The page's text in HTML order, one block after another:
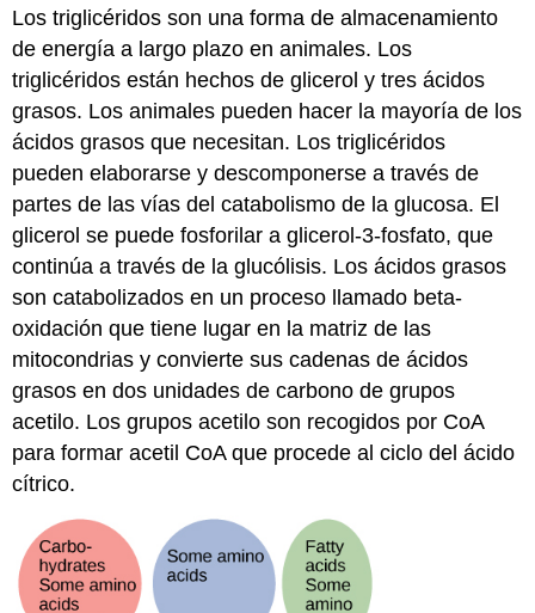
Los triglicéridos son una forma de almacenamiento
de energía a largo plazo en animales. Los
triglicéridos están hechos de glicerol y tres ácidos
grasos. Los animales pueden hacer la mayoría de los
ácidos grasos que necesitan. Los triglicéridos
pueden elaborarse y descomponerse a través de
partes de las vías del catabolismo de la glucosa. El
glicerol se puede fosforilar a glicerol-3-fosfato, que
continúa a través de la glucólisis. Los ácidos grasos
son catabolizados en un proceso llamado beta-
oxidación que tiene lugar en la matriz de las
mitocondrias y convierte sus cadenas de ácidos
grasos en dos unidades de carbono de grupos
acetilo. Los grupos acetilo son recogidos por CoA
para formar acetil CoA que procede al ciclo del ácido
cítrico.